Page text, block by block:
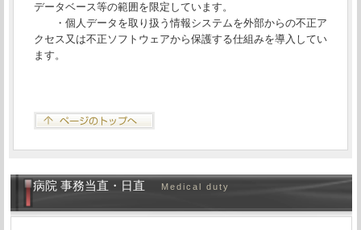
データベース等の範囲を限定しています。
・個人データを取り扱う情報システムを外部からの不正ア
クセス又は不正ソフトウェアから保護する仕組みを導入してい
ます。
病院 事務当直・日直 Medical duty